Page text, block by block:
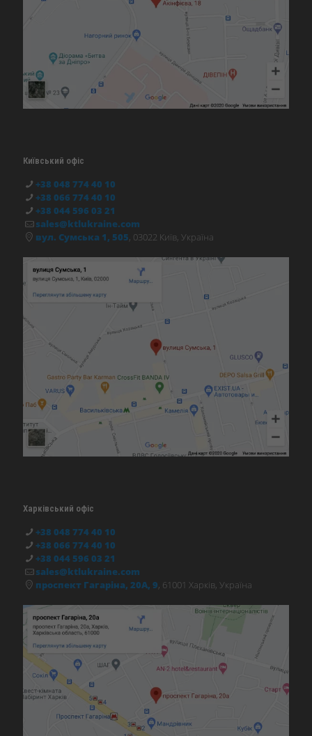
Київський офіс
+38 048 774 40 10
+38 066 774 40 10
+38 044 596 03 21
sales@ktlukraine.com
вул. Сумська 1, 505, 03022 Київ, Україна
Харківський офіс
+38 048 774 40 10
+38 066 774 40 10
+38 044 596 03 21
sales@ktlukraine.com
проспект Гагаріна, 20А, 9, 61001 Харків, Україна